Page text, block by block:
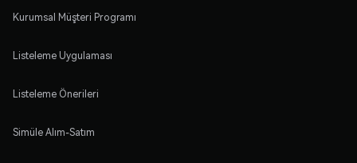
Kurumsal Müşteri Programı
Listeleme Uygulaması
Listeleme Önerileri
Simüle Alım-Satım